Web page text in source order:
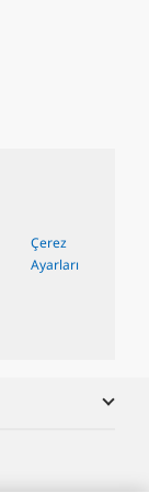
Çerez
Ayarları